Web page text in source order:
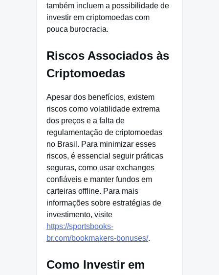
também incluem a possibilidade de
investir em criptomoedas com
pouca burocracia.
Riscos Associados às
Criptomoedas
Apesar dos benefícios, existem
riscos como volatilidade extrema
dos preços e a falta de
regulamentação de criptomoedas
no Brasil. Para minimizar esses
riscos, é essencial seguir práticas
seguras, como usar exchanges
confiáveis e manter fundos em
carteiras offline. Para mais
informações sobre estratégias de
investimento, visite
https://sportsbooks-
br.com/bookmakers-bonuses/.
Como Investir em